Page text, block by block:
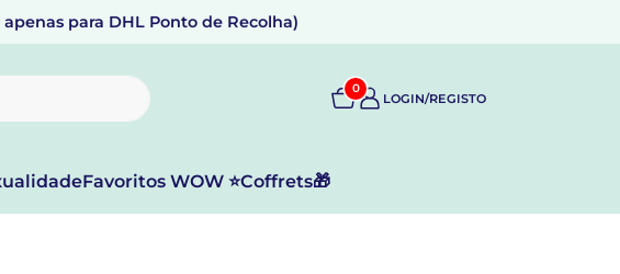
para DHL Ponto de Recolha)
0
LOGIN/REGISTO
Favoritos WOW ⭐Coffrets🎁